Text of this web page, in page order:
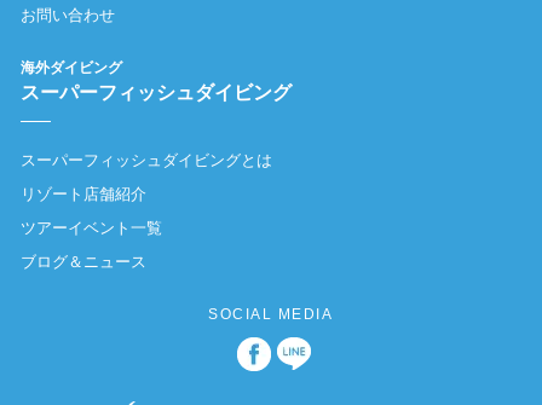
お問い合わせ
海外ダイビング
スーパーフィッシュダイビング
スーパーフィッシュダイビングとは
リゾート店舗紹介
ツアーイベント一覧
ブログ＆ニュース
SOCIAL MEDIA